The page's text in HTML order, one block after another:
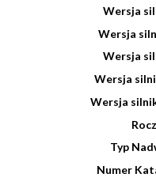
Wersja
Wersja
Wersja
Wersja
Wersja
R
Typ
Numer